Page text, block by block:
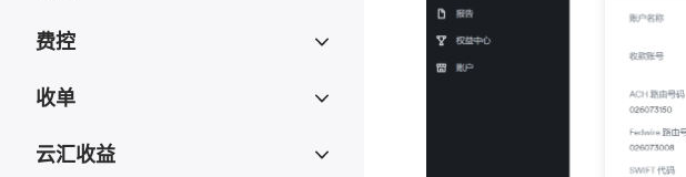
费控
收单
云汇收益